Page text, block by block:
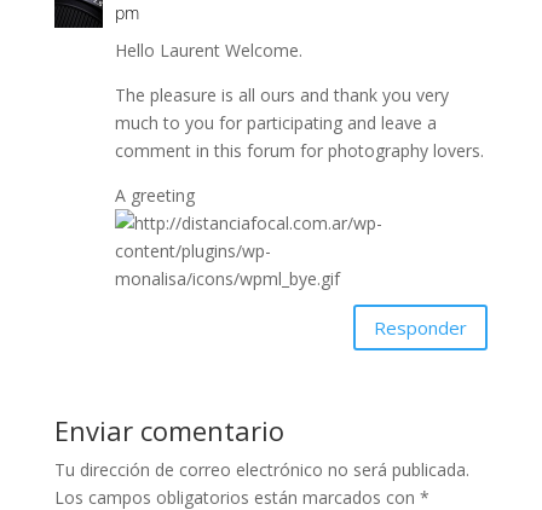
pm
Hello Laurent Welcome.
The pleasure is all ours and thank you very
much to you for participating and leave a
comment in this forum for photography lovers.
A greeting
Responder
Enviar comentario
Tu dirección de correo electrónico no será publicada.
Los campos obligatorios están marcados con *